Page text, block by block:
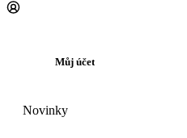
Můj účet
Novinky